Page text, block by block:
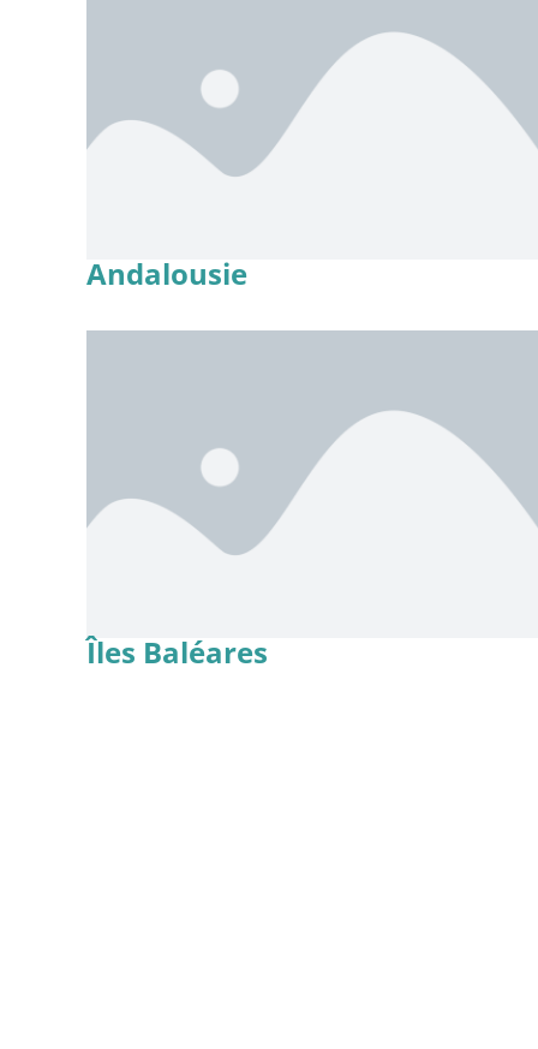
Andalousie
Îles Baléares